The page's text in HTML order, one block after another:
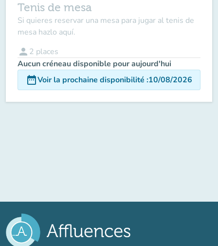
Tenis de mesa
Si quieres reservar una mesa para jugar al tenis de
mesa hazlo aquí.
person 2 places
Aucun créneau disponible pour aujourd'hui
date_rangeVoir la prochaine disponibilité :10/08/2026